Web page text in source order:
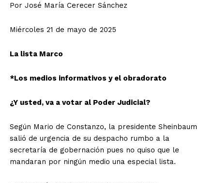
Por José María Cerecer Sánchez
Miércoles 21 de mayo de 2025
La lista Marco
*Los medios informativos y el obradorato
¿Y usted, va a votar al Poder Judicial?
Según Mario de Constanzo, la presidente Sheinbaum
salió de urgencia de su despacho rumbo a la
secretaría de gobernación pues no quiso que le
mandaran por ningún medio una especial lista.